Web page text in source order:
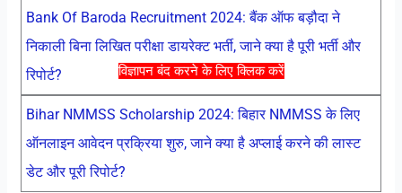
विज्ञापन बंद करने के लिए क्लिक करें
Bank Of Baroda Recruitment 2024: बैंक ऑफ बड़ौदा ने
निकाली बिना लिखित परीक्षा डायरेक्ट भर्ती, जाने क्या है पूरी भर्ती और
रिपोर्ट?
Bihar NMMSS Scholarship 2024: बिहार NMMSS के लिए
ऑनलाइन आवेदन प्रक्रिया शुरु, जाने क्या है अप्लाई करने की लास्ट
डेट और पूरी रिपोर्ट?